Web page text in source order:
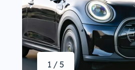
1 / 5